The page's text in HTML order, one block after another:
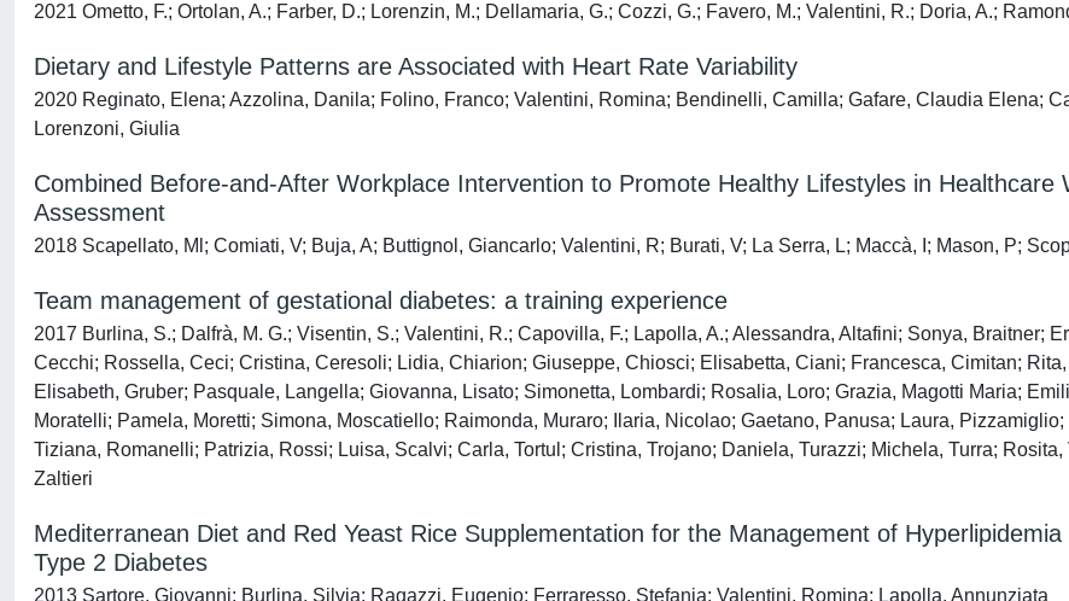
2021 Ometto, F.; Ortolan, A.; Farber, D.; Lorenzin, M.; Dellamaria, G.; Cozzi, G.; Favero, M.; Valentini, R.; Doria, A.;
Dietary and Lifestyle Patterns are Associated with Heart Rate Variability
2020 Reginato, Elena; Azzolina, Danila; Folino, Franco; Valentini, Romina; Bendinelli, Camilla; Gafare, Claudia Elena;
Lorenzoni, Giulia
Combined Before-and-After Workplace Intervention to Promote Healthy Lifestyles in
Assessment
2018 Scapellato, Ml; Comiati, V; Buja, A; Buttignol, Giancarlo; Valentini, R; Burati, V; La Serra, L; Maccà, I; Mason, P;
Team management of gestational diabetes: a training experience
2017 Burlina, S.; Dalfrà, M. G.; Visentin, S.; Valentini, R.; Capovilla, F.; Lapolla, A.; Alessandra, Altafini; Sonya, Braitner;
Cecchi; Rossella, Ceci; Cristina, Ceresoli; Lidia, Chiarion; Giuseppe, Chiosci; Elisabetta, Ciani; Francesca, Cimitan;
Elisabeth, Gruber; Pasquale, Langella; Giovanna, Lisato; Simonetta, Lombardi; Rosalia, Loro; Grazia, Magotti Maria;
Moratelli; Pamela, Moretti; Simona, Moscatiello; Raimonda, Muraro; Ilaria, Nicolao; Gaetano, Panusa; Laura,
Tiziana, Romanelli; Patrizia, Rossi; Luisa, Scalvi; Carla, Tortul; Cristina, Trojano; Daniela, Turazzi; Michela, Turra;
Zaltieri
Mediterranean Diet and Red Yeast Rice Supplementation for the Management of
Type 2 Diabetes
2013 Sartore, Giovanni; Burlina, Silvia; Ragazzi, Eugenio; Ferraresso, Stefania; Valentini, Romina; Lapolla, Annunziata